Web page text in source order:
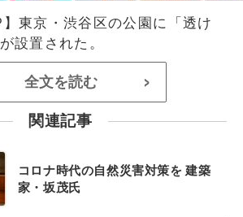
東京・渋谷区の公園に「透け
設置された。
全文を読む >
関連記事
コロナ時代の自然災害対策を 建築
家・坂茂氏